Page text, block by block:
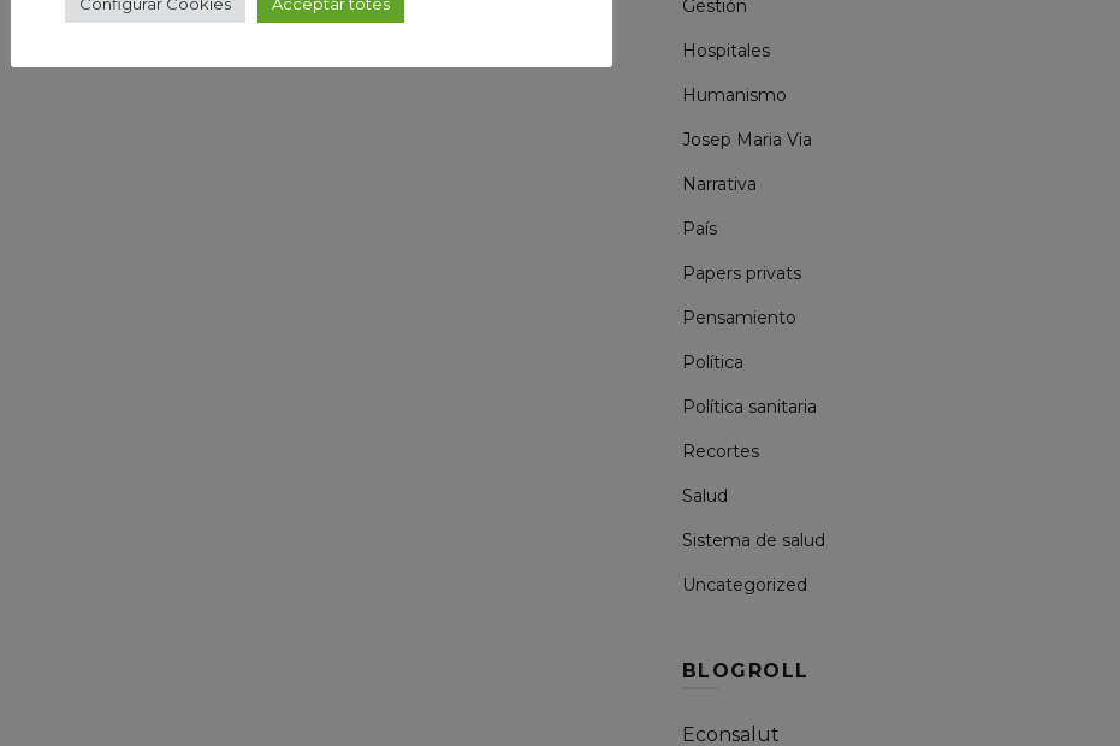
Gestión
Hospitales
Humanismo
Josep Maria Via
Narrativa
País
Papers privats
Pensamiento
Política
Política sanitaria
Recortes
Salud
Sistema de salud
Uncategorized
BLOGROLL
Econsalut